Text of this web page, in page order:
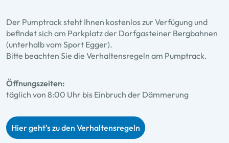
Der Pumptrack steht Ihnen kostenlos zur Verfügung und
befindet sich am Parkplatz der Dorfgasteiner Bergbahnen
(unterhalb vom Sport Egger).
Bitte beachten Sie die Verhaltensregeln am Pumptrack.
Öffnungszeiten:
täglich von 8:00 Uhr bis Einbruch der Dämmerung
Hier geht's zu den Verhaltensregeln